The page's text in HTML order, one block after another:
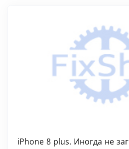
iPhone 8 plus. Иногда не